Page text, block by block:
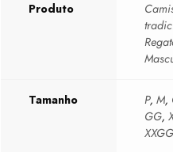
Produto
Tamanho P,M,
GG,